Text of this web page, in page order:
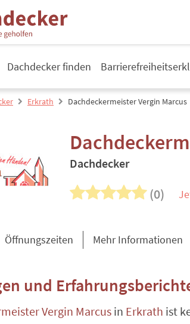
Dachdecker finden
Erkrath Dachdeckermeister Vergin Marcus
Dachdecker
(0)
Öffnungszeiten Mehr Informationen
und
Vergin Marcusin Erkrath ist